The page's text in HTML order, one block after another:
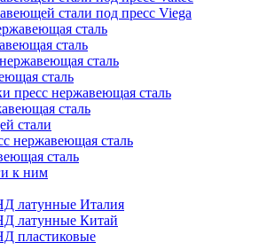
стали под пресс Viega
сталь
сталь
сталь
сталь
пресс нержавеющая сталь
сталь
стали
нержавеющая сталь
сталь
к ним
латунные Италия
латунные Китай
пластиковые